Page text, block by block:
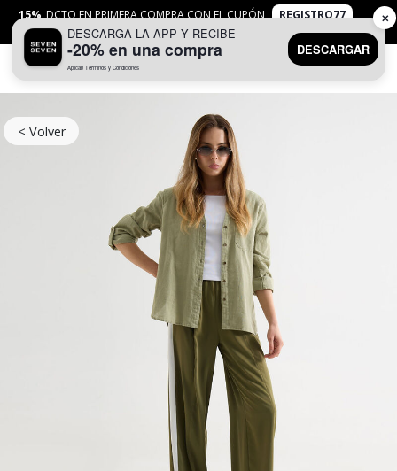
15% DCTO EN PRIMERA COMPRA CON EL CUPÓN
REGISTRO77
APLICANTYC
< Volver
DESCARGA LA APP Y RECIBE
-20% en una compra
Aplican Términos y Condiciones
DESCARGAR
✕